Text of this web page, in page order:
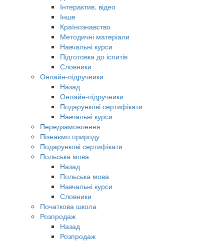
Інтерактив. відео
Інше
Країнознавство
Методичні матеріали
Навчальні курси
Підготовка до іспитів
Словники
Онлайн-підручники
Назад
Онлайн-підручники
Подарункові сертифікати
Навчальні курси
Передзамовлення
Пізнаємо природу
Подарункові сертифікати
Польська мова
Назад
Польська мова
Навчальні курси
Словники
Початкова школа
Розпродаж
Назад
Розпродаж